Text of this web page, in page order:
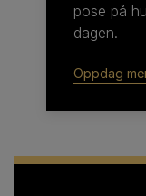
pose på
dagen.
Oppdag